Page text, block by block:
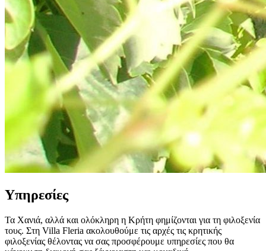
Yπηρεσίες
Τα Χανιά, αλλά και ολόκληρη η Κρήτη φημίζονται για τη φιλοξενία
τους. Στη Villa Fleria ακολουθούμε τις αρχές τις κρητικής
φιλοξενίας θέλοντας να σας προσφέρουμε υπηρεσίες που θα